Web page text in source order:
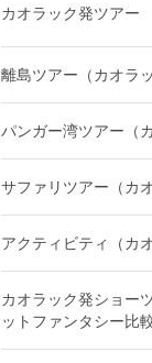
カオラック発ツアー
離島ツアー（カオラ
パンガー湾ツアー（
サファリツアー（カ
アクティビティ（カ
カオラック発ショー
ットファンタシー比